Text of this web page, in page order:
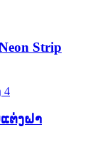
Strip
ແຕ່ງຝາ